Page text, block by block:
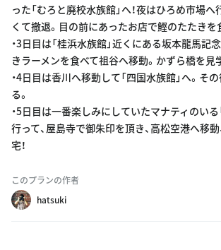
った「むろと廃校水族館」へ！夜はひろめ市場
くて撤退。目の前にあったお店で鰹のたたきを
・3日目は「桂浜水族館」近くにある坂本龍馬記
きラーメンを食べて祖谷へ移動。かずら橋を見
・4日目は香川へ移動して「四国水族館」へ。そ
る。
・5日目は一番楽しみにしていたマナティのいる
行って、屋島寺で御朱印を頂き、高松空港へ移
宅！
このプランの作者
hatsuki